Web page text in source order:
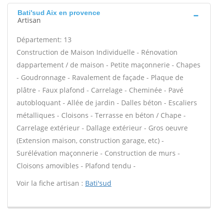
Bati'sud Aix en provence
Artisan
Département: 13
Construction de Maison Individuelle - Rénovation
dappartement / de maison - Petite maçonnerie - Chapes
- Goudronnage - Ravalement de façade - Plaque de
plâtre - Faux plafond - Carrelage - Cheminée - Pavé
autobloquant - Allée de jardin - Dalles béton - Escaliers
métalliques - Cloisons - Terrasse en béton / Chape -
Carrelage extérieur - Dallage extérieur - Gros oeuvre
(Extension maison, construction garage, etc) -
Surélévation maçonnerie - Construction de murs -
Cloisons amovibles - Plafond tendu -
Voir la fiche artisan : Bati'sud